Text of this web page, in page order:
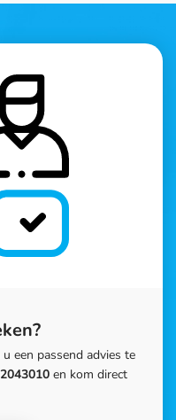
een passend advies te
en kom direct